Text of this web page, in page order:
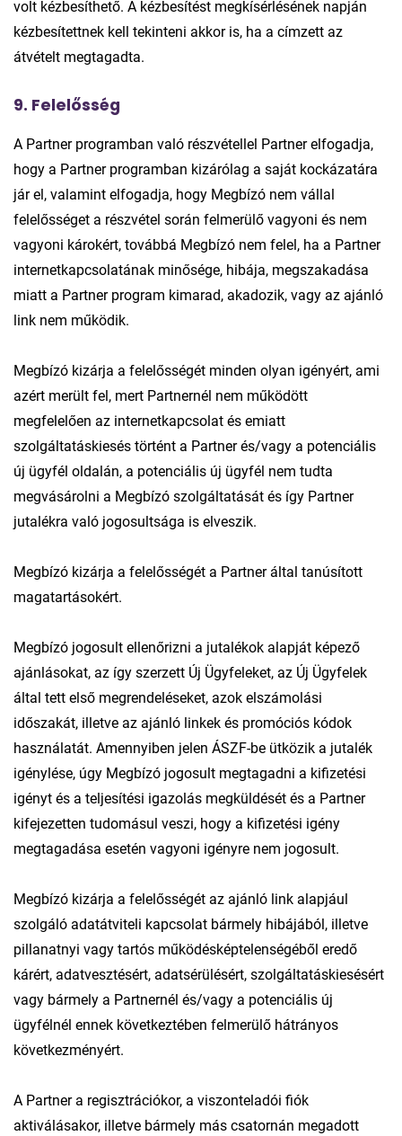
volt kézbesíthető. A kézbesítést megkísérlésének napján
kézbesítettnek kell tekinteni akkor is, ha a címzett az
átvételt megtagadta.
9. Felelősség
A Partner programban való részvétellel Partner elfogadja,
hogy a Partner programban kizárólag a saját kockázatára
jár el, valamint elfogadja, hogy Megbízó nem vállal
felelősséget a részvétel során felmerülő vagyoni és nem
vagyoni károkért, továbbá Megbízó nem felel, ha a Partner
internetkapcsolatának minősége, hibája, megszakadása
miatt a Partner program kimarad, akadozik, vagy az ajánló
link nem működik.
Megbízó kizárja a felelősségét minden olyan igényért, ami
azért merült fel, mert Partnernél nem működött
megfelelően az internetkapcsolat és emiatt
szolgáltatáskiesés történt a Partner és/vagy a potenciális
új ügyfél oldalán, a potenciális új ügyfél nem tudta
megvásárolni a Megbízó szolgáltatását és így Partner
jutalékra való jogosultsága is elveszik.
Megbízó kizárja a felelősségét a Partner által tanúsított
magatartásokért.
Megbízó jogosult ellenőrizni a jutalékok alapját képező
ajánlásokat, az így szerzett Új Ügyfeleket, az Új Ügyfelek
által tett első megrendeléseket, azok elszámolási
időszakát, illetve az ajánló linkek és promóciós kódok
használatát. Amennyiben jelen ÁSZF-be ütközik a jutalék
igénylése, úgy Megbízó jogosult megtagadni a kifizetési
igényt és a teljesítési igazolás megküldését és a Partner
kifejezetten tudomásul veszi, hogy a kifizetési igény
megtagadása esetén vagyoni igényre nem jogosult.
Megbízó kizárja a felelősségét az ajánló link alapjául
szolgáló adatátviteli kapcsolat bármely hibájából, illetve
pillanatnyi vagy tartós működésképtelenségéből eredő
kárért, adatvesztésért, adatsérülésért, szolgáltatáskiesésért
vagy bármely a Partnernél és/vagy a potenciális új
ügyfélnél ennek következtében felmerülő hátrányos
következményért.
A Partner a regisztrációkor, a viszonteladói fiók
aktiválásakor, illetve bármely más csatornán megadott